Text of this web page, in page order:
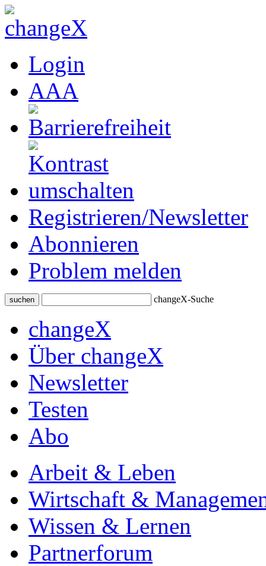
Login
AAA
Registrieren/Newsletter
Abonnieren
Problem melden
suchen changeX-Suche
changeX
Über changeX
Newsletter
Testen
Abo
Arbeit & Leben
Wirtschaft &
Wissen & Lernen
Partnerforum